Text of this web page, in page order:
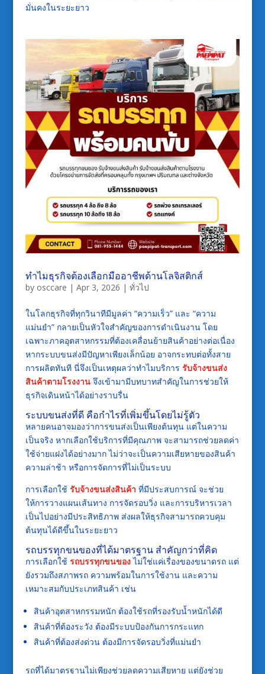
มั่นคงในระยะยาว
ทำไมธุรกิจต้องเลือกมืออาชีพด้านโลจิสติกส์
by osccare | Apr 3, 2026 | ทั่วไป
ในโลกธุรกิจที่ทุกวินาทีมีมูลค่า “ความเร็ว” และ “ความ
แม่นยำ” กลายเป็นหัวใจสำคัญของการดำเนินงาน โดย
เฉพาะภาคอุตสาหกรรมที่ต้องเคลื่อนย้ายสินค้าอย่างต่อเนื่อง
หากระบบขนส่งมีปัญหาเพียงเล็กน้อย อาจกระทบต่อทั้งสาย
การผลิตทันที นี่จึงเป็นเหตุผลว่าทำไมบริการ รับจ้างขนส่ง
สินค้าตามโรงงานจึงเข้ามามีบทบาทสำคัญในการช่วยให้
ธุรกิจเดินหน้าได้อย่างราบรื่น
ระบบขนส่งที่ดี คือกำไรที่เพิ่มขึ้นโดยไม่รู้ตัว
หลายคนอาจมองว่าการขนส่งเป็นเพียงต้นทุน แต่ในความ
เป็นจริง หากเลือกใช้บริการที่มีคุณภาพ จะสามารถช่วยลดค่า
ใช้จ่ายแฝงได้อย่างมาก ไม่ว่าจะเป็นความเสียหายของสินค้า
ความล่าช้า หรือการจัดการที่ไม่เป็นระบบ
การเลือกใช้ รับจ้างขนส่งสินค้า ที่มีประสบการณ์ จะช่วย
ให้การวางแผนเส้นทาง การจัดรอบวิ่ง และการบริหารเวลา
เป็นไปอย่างมีประสิทธิภาพ ส่งผลให้ธุรกิจสามารถควบคุม
ต้นทุนได้ดีขึ้นในระยะยาว
รถบรรทุกขนของที่ได้มาตรฐาน สำคัญกว่าที่คิด
การเลือกใช้ รถบรรทุกขนของไม่ใช่แค่เรื่องของขนาดรถ แต่
ยังรวมถึงสภาพรถ ความพร้อมในการใช้งาน และความ
เหมาะสมกับประเภทสินค้า เช่น
สินค้าอุตสาหกรรมหนัก ต้องใช้รถที่รองรับน้ำหนักได้ดี
สินค้าที่ต้องระวัง ต้องมีระบบป้องกันการกระแทก
สินค้าที่ต้องส่งด่วน ต้องมีการจัดรอบวิ่งที่แม่นยำ
รถที่ได้มาตรฐานไม่เพียงช่วยลดความเสียหาย แต่ยังช่วย